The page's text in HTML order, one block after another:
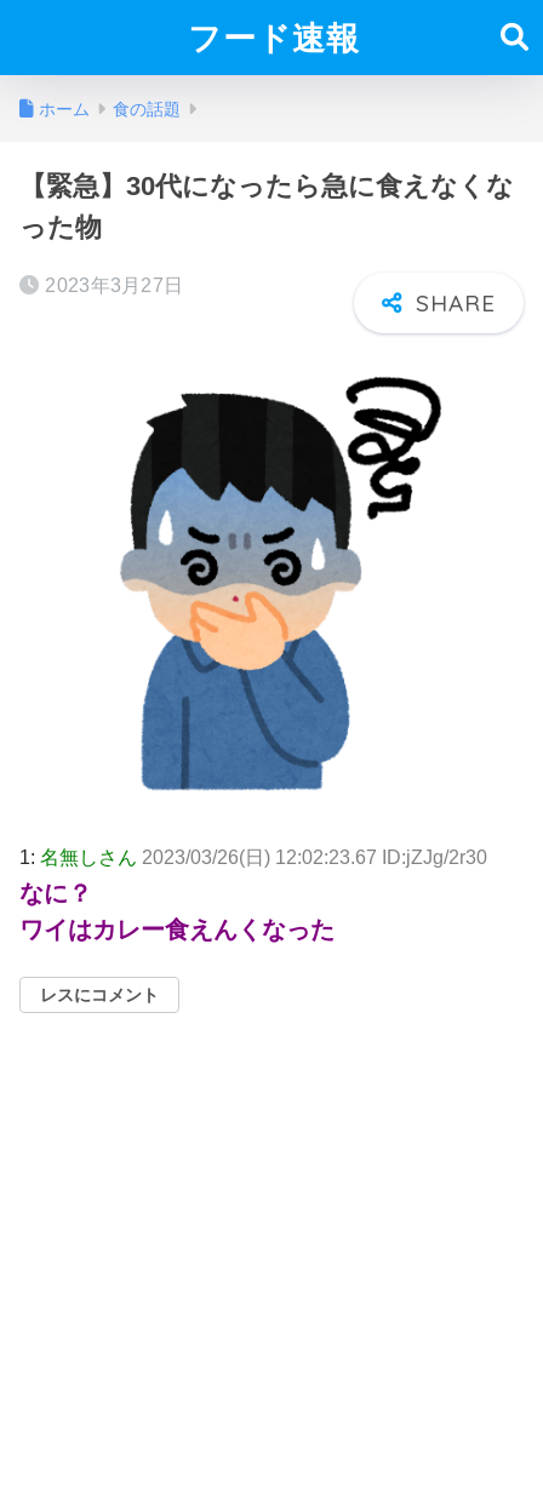
フード速報
ホーム 食の話題
【緊急】30代になったら急に食えなくな
った物
2023年3月27日
1: 名無しさん 2023/03/26(日) 12:02:23.67 ID:jZJg/2r30
なに？
ワイはカレー食えんくなった
レスにコメント